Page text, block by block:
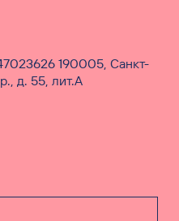
190005, Санкт-
д. 55, лит.А